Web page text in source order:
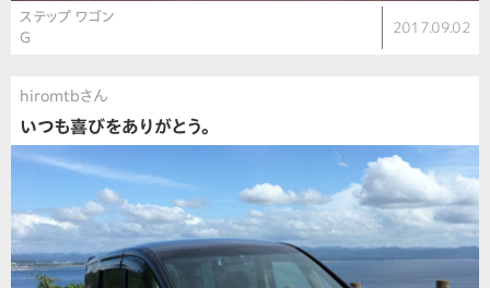
ステップ ワゴン
G
2017.09.02
hiromtbさん
いつも喜びをありがとう。